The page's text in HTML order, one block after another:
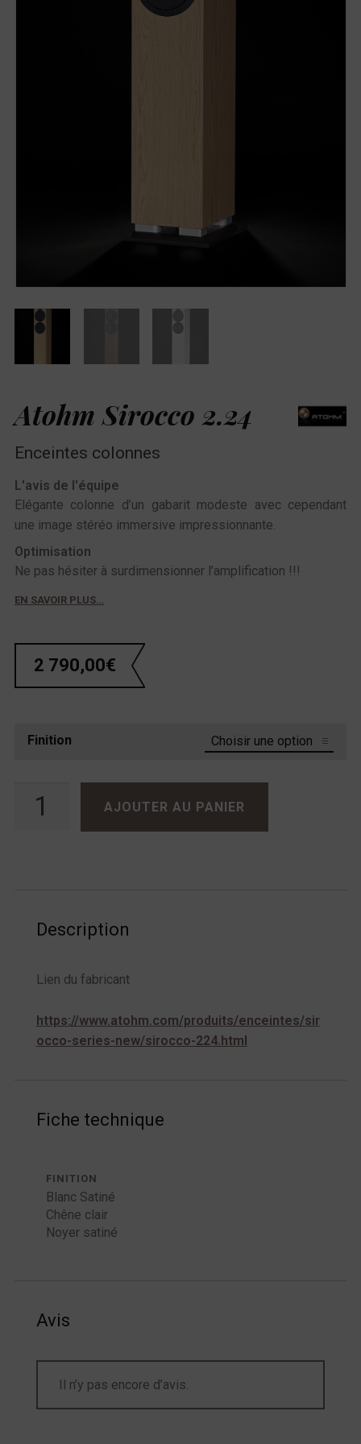
Atohm Sirocco 2.24
Enceintes colonnes
L'avis de l'équipe
Elégante colonne d’un gabarit modeste avec cependant
une image stéréo immersive impressionnante.
Optimisation
Ne pas hésiter à surdimensionner l’amplification !!!
EN SAVOIR PLUS…
2 790,00€
Finition
AJOUTER AU PANIER
Description
Lien du fabricant
https://www.atohm.com/produits/enceintes/sir
occo-series-new/sirocco-224.html
Fiche technique
FINITION
Blanc Satiné
Chêne clair
Noyer satiné
Avis
Il n’y pas encore d’avis.